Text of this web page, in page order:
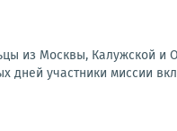
из Москвы, Калужской и
дней участники миссии